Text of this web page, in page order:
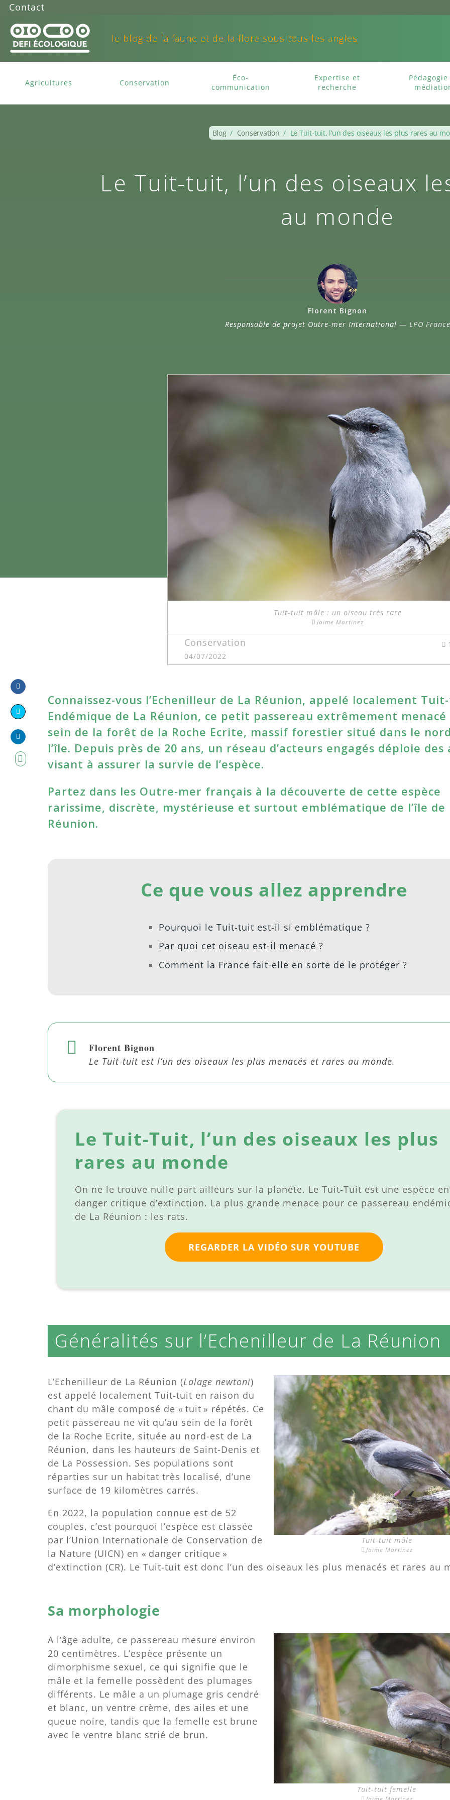
Contact
le blog de la faune et de la flore sous tous les angles
Agricultures Conservation
Éco-
communication
Expertise et
recherche
Blog/ Conservation / Le Tuit-tuit, l’un des oiseaux les plus rares au
Le Tuit-tuit, l’un des oiseaux
au monde
Florent Bignon
Responsable de projet Outre-mer International — LPO France
Tuit-tuit mâle : un oiseau très rare
Jaime Martinez
Conservation
04/07/2022
on
Facebook
on
Twitter
Share
on
Connaissez-vous l’Echenilleur de La Réunion, appelé localement
Endémique de La Réunion, ce petit passereau extrêmement
sein de la forêt de la Roche Ecrite, massif forestier situé dans le
l’île. Depuis près de 20 ans, un réseau d’acteurs engagés déploie des
visant à assurer la survie de l’espèce.
Partez dans les Outre-mer français à la découverte de cette espèce
rarissime, discrète, mystérieuse et surtout emblématique de l’île de
Réunion.
Ce que vous allez apprendre
Pourquoi le Tuit-tuit est-il si emblématique ?
Par quoi cet oiseau est-il menacé ?
Comment la France fait-elle en sorte de le protéger ?
Florent Bignon
Le Tuit-tuit est l’un des oiseaux les plus menacés et rares au monde.
Le Tuit-Tuit, l’un des oiseaux les plus
rares au monde
On ne le trouve nulle part ailleurs sur la planète. Le Tuit-Tuit est une espèce en
danger critique d’extinction. La plus grande menace pour ce passereau
de La Réunion : les rats.
REGARDER LA VIDÉO SUR YOUTUBE
Généralités sur l’Echenilleur de La Réunion
Tuit-tuit mâle
Jaime Martinez
L’Echenilleur de La Réunion (Lalage newtoni)
est appelé localement Tuit-tuit en raison du
chant du mâle composé de « tuit » répétés. Ce
petit passereau ne vit qu’au sein de la forêt
de la Roche Ecrite, située au nord-est de La
Réunion, dans les hauteurs de Saint-Denis et
de La Possession. Ses populations sont
réparties sur un habitat très localisé, d’une
surface de 19 kilomètres carrés.
En 2022, la population connue est de 52
couples, c’est pourquoi l’espèce est classée
par l’Union Internationale de Conservation de
la Nature (UICN) en « danger critique »
d’extinction (CR). Le Tuit-tuit est donc l’un des oiseaux les plus menacés et rares au
Sa morphologie
Tuit-tuit femelle
A l’âge adulte, ce passereau mesure environ
20 centimètres. L’espèce présente un
dimorphisme sexuel, ce qui signifie que le
mâle et la femelle possèdent des plumages
différents. Le mâle a un plumage gris cendré
et blanc, un ventre crème, des ailes et une
queue noire, tandis que la femelle est brune
avec le ventre blanc strié de brun.